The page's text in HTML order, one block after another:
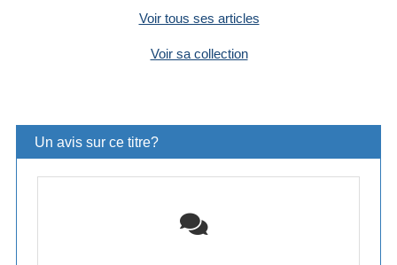
Voir tous ses articles
Voir sa collection
Un avis sur ce titre?